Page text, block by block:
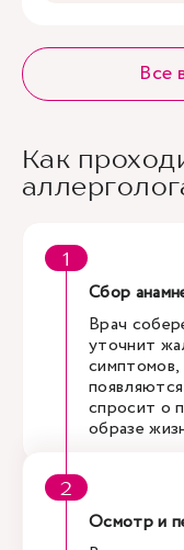
Все
Как
Сбор
Врач
уточнит
спросит о
образе
Осмотр и